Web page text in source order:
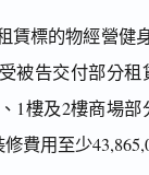
賃標的物經營健
被告交付部分
1樓及2樓商場
費用至少